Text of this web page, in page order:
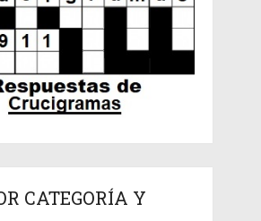
CATEGORÍA Y